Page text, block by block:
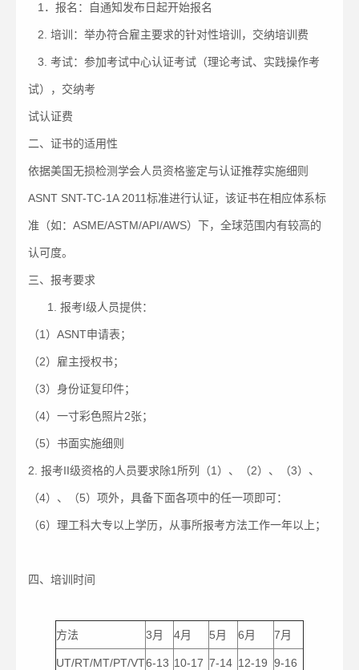
1．报名：自通知发布日起开始报名
2. 培训：举办符合雇主要求的针对性培训，交纳培训费
3. 考试：参加考试中心认证考试（理论考试、实践操作考
试），交纳考
试认证费
二、证书的适用性
依据美国无损检测学会人员资格鉴定与认证推荐实施细则
ASNT SNT-TC-1A 2011标准进行认证，该证书在相应体系标
准（如：ASME/ASTM/API/AWS）下，全球范围内有较高的
认可度。
三、报考要求
1. 报考I级人员提供：
（1）ASNT申请表；
（2）雇主授权书；
（3）身份证复印件；
（4）一寸彩色照片2张；
（5）书面实施细则
2. 报考II级资格的人员要求除1所列（1）、（2）、（3）、
（4）、（5）项外，具备下面各项中的任一项即可：
（6）理工科大专以上学历，从事所报考方法工作一年以上；
四、培训时间
方法 3月 4月 5月 6月 7月
UT/RT/MT/PT/VT6-13 10-17 7-14 12-19 9-16